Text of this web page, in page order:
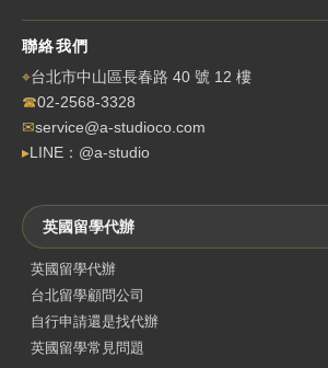
聯絡我們
⌖台北市中山區長春路 40 號 12 樓
☎02-2568-3328
✉service@a-studioco.com
▸LINE：@a-studio
英國留學代辦
英國留學代辦
台北留學顧問公司
自行申請還是找代辦
英國留學常見問題